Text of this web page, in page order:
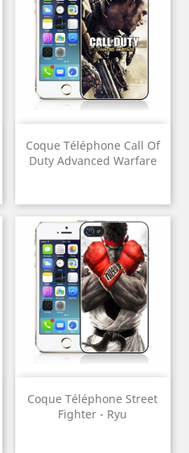
Coque Téléphone Call Of
Duty Advanced Warfare
Coque Téléphone Street
Fighter - Ryu